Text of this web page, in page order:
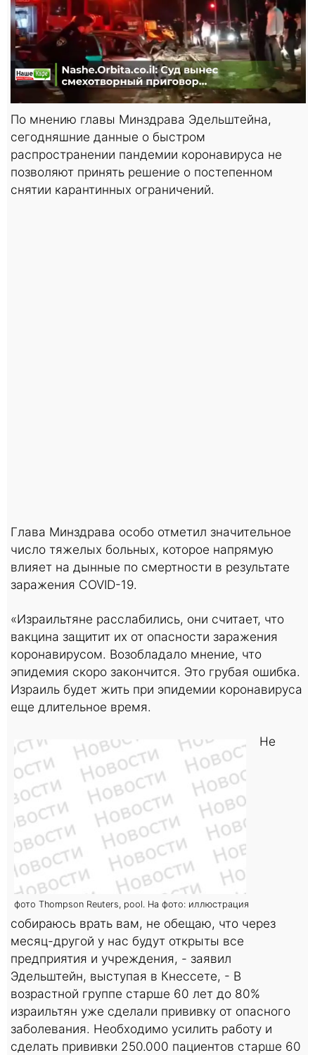
По мнению главы Минздрава Эдельштейна,
сегодняшние данные о быстром
распространении пандемии коронавируса не
позволяют принять решение о постепенном
снятии карантинных ограничений.
Глава Минздрава особо отметил значительное
число тяжелых больных, которое напрямую
влияет на дынные по смертности в результате
заражения COVID-19.
«Израильтяне расслабились, они считает, что
вакцина защитит их от опасности заражения
коронавирусом. Возобладало мнение, что
эпидемия скоро закончится. Это грубая ошибка.
Израиль будет жить при эпидемии коронавируса
еще длительное время.
фото Thompson Reuters, pool. На фото: иллюстрация
Не
собираюсь врать вам, не обещаю, что через
месяц-другой у нас будут открыты все
предприятия и учреждения, - заявил
Эдельштейн, выступая в Кнессете, - В
возрастной группе старше 60 лет до 80%
израильтян уже сделали прививку от опасного
заболевания. Необходимо усилить работу и
сделать прививки 250.000 пациентов старше 60